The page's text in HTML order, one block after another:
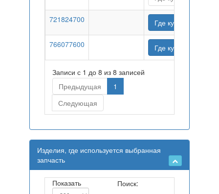
721824700 Где купить
766077600 Где купить
Записи с 1 до 8 из 8 записей
Предыдущая
1
Следующая
Изделия, где используется выбранная
запчасть
Показать Поиск: